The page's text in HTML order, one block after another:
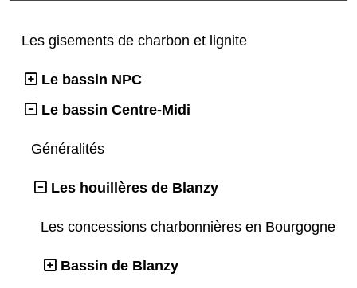
Les gisements de charbon et lignite
Le bassin NPC
Le bassin Centre-Midi
Généralités
Les houillères de Blanzy
Les concessions charbonnières en Bourgogne
Bassin de Blanzy